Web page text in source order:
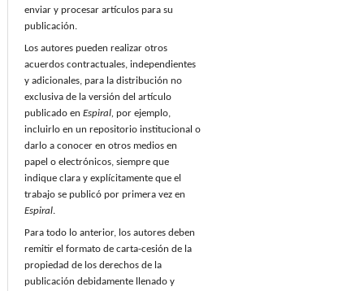
enviar y procesar artículos para su
publicación.
Los autores pueden realizar otros
acuerdos contractuales, independientes
y adicionales, para la distribución no
exclusiva de la versión del artículo
publicado en Espiral, por ejemplo,
incluirlo en un repositorio institucional o
darlo a conocer en otros medios en
papel o electrónicos, siempre que
indique clara y explícitamente que el
trabajo se publicó por primera vez en
Espiral.
Para todo lo anterior, los autores deben
remitir el formato de carta-cesión de la
propiedad de los derechos de la
publicación debidamente llenado y